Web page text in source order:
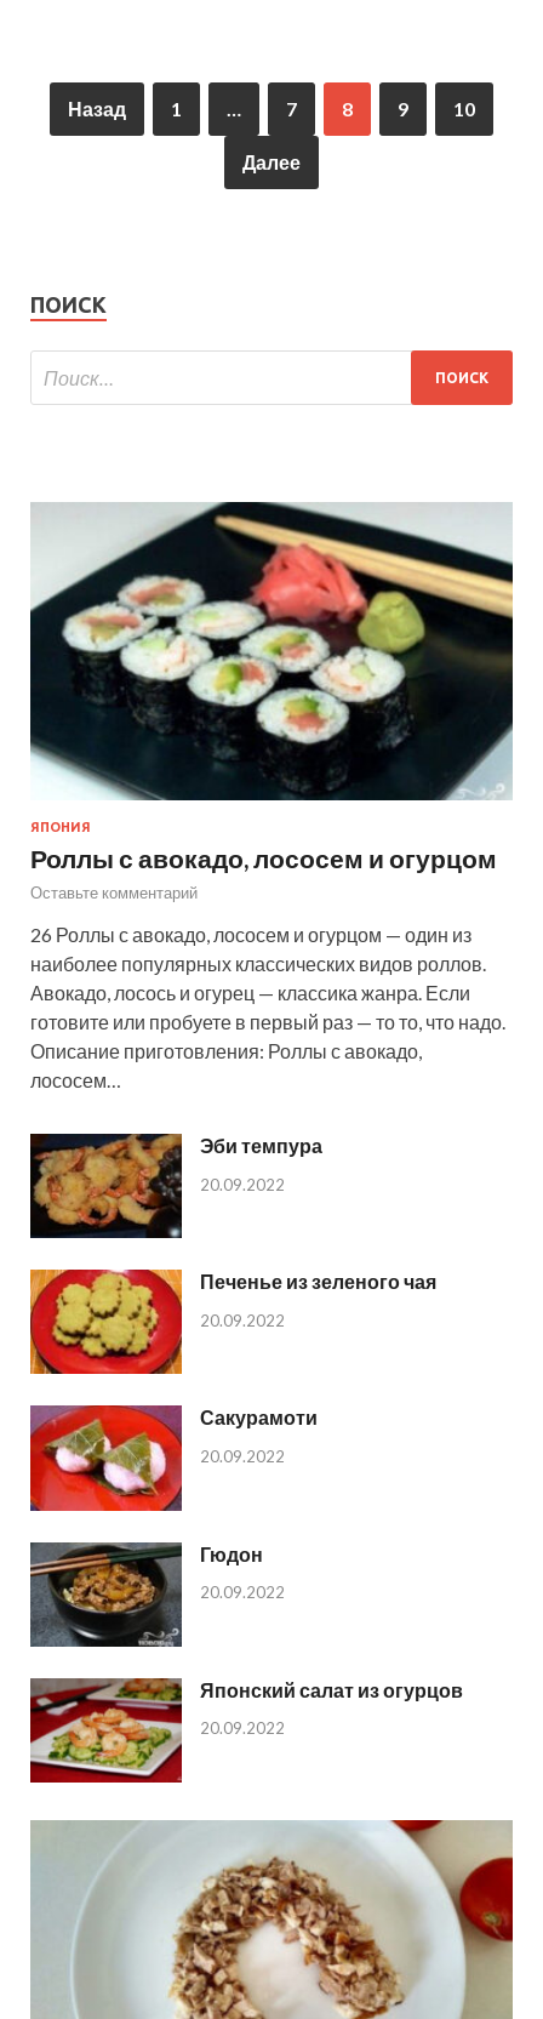
Назад 1 … 7 8 9 10
Далее
ПОИСК
ЯПОНИЯ
Роллы с авокадо, лососем и огурцом
Оставьте комментарий
26 Роллы с авокадо, лососем и огурцом — один из
наиболее популярных классических видов роллов.
Авокадо, лосось и огурец — классика жанра. Если
готовите или пробуете в первый раз — то то, что надо.
Описание приготовления: Роллы с авокадо,
лососем…
Эби темпура
20.09.2022
Печенье из зеленого чая
20.09.2022
Сакурамоти
20.09.2022
Гюдон
20.09.2022
Японский салат из огурцов
20.09.2022